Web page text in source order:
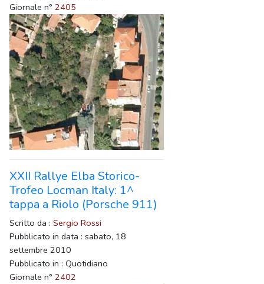
Giornale n° 2405
XXII Rallye Elba Storico-
Trofeo Locman Italy: 1^
tappa a Riolo (Porsche 911)
Scritto da : Sergio Rossi
Pubblicato in data : sabato, 18
settembre 2010
Pubblicato in : Quotidiano
Giornale n° 2402